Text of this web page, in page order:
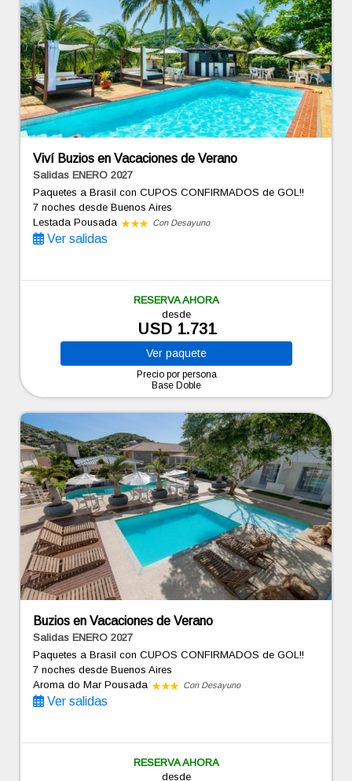
Viví Buzios en Vacaciones de Verano
Salidas ENERO 2027
Paquetes a Brasil con CUPOS CONFIRMADOS de GOL!!
7 nochesdesde Buenos Aires
Lestada Pousada
Con Desayuno
Ver salidas
RESERVA AHORA
desde
USD 1.731
Ver paquete
Precio por persona
Base Doble
Buzios en Vacaciones de Verano
Salidas ENERO 2027
Paquetes a Brasil con CUPOS CONFIRMADOS de GOL!!
7 nochesdesde Buenos Aires
Aroma do Mar Pousada
Con Desayuno
Ver salidas
RESERVA AHORA
desde